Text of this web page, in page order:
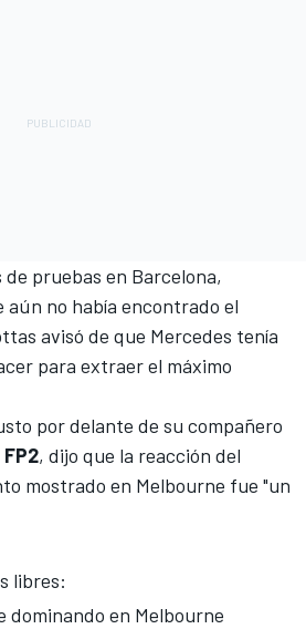
de pruebas en Barcelona,
aún no había encontrado el
avisó de que Mercedes tenía
para extraer el máximo
por delante de su compañero
FP2, dijo que la reacción del
mostrado en Melbourne fue "un
libres:
dominando en Melbourne